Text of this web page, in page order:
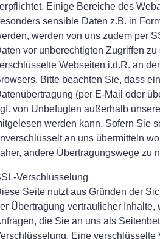
Einige Bereiche des
sensible Daten z.B. in
werden von uns zudem per
vor unberechtigten Zugriffen
Webseiten i.d.R. an
Bitte beachten Sie, dass
(per E-Mail oder
von Unbefugten außerhalb
werden kann. Sofern Sie
an uns übermitteln
andere Übertragungswege zu
Verschlüsselung
Seite nutzt aus Gründen der
Übertragung vertraulicher Inhalte,
die Sie an uns als
Eine verschlüsselte